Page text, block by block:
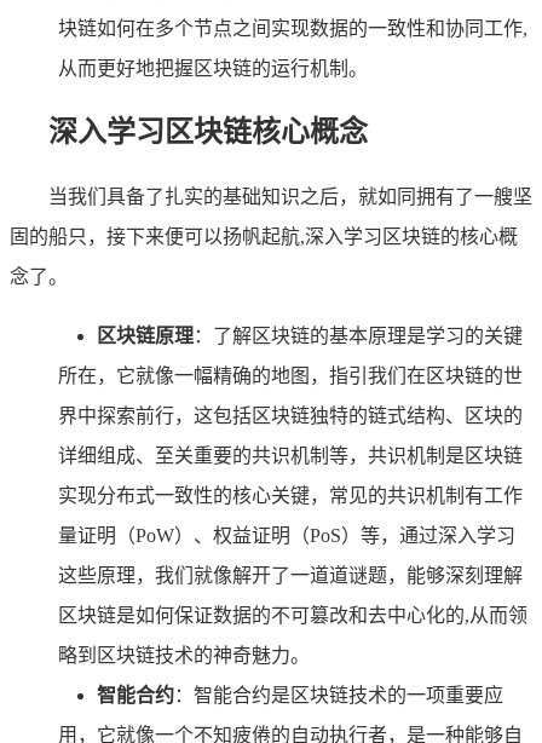
块链如何在多个节点之间实现数据的一致性和协同工作,
从而更好地把握区块链的运行机制。
深入学习区块链核心概念
当我们具备了扎实的基础知识之后，就如同拥有了一艘坚
固的船只，接下来便可以扬帆起航,深入学习区块链的核心概
念了。
区块链原理：了解区块链的基本原理是学习的关键
所在，它就像一幅精确的地图，指引我们在区块链的世
界中探索前行，这包括区块链独特的链式结构、区块的
详细组成、至关重要的共识机制等，共识机制是区块链
实现分布式一致性的核心关键，常见的共识机制有工作
量证明（PoW）、权益证明（PoS）等，通过深入学习
这些原理，我们就像解开了一道道谜题，能够深刻理解
区块链是如何保证数据的不可篡改和去中心化的,从而领
略到区块链技术的神奇魅力。
智能合约：智能合约是区块链技术的一项重要应
用，它就像一个不知疲倦的自动执行者，是一种能够自